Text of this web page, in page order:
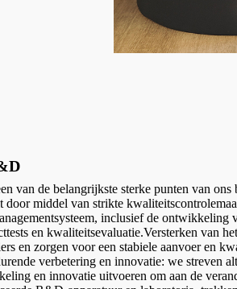
van de belangrijkste sterke punten van
door middel van strikte
inclusief de ontwikkeling
en kwaliteitsevaluatie.Versterken van
en zorgen voor een stabiele aanvoer en
verbetering en innovatie: we streven
en innovatie uitvoeren om aan de